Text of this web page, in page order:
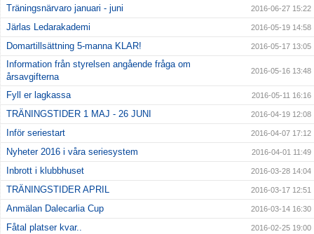
Träningsnärvaro januari - juni 2016-06-27 15:22
Järlas Ledarakademi 2016-05-19 14:58
Domartillsättning 5-manna KLAR! 2016-05-17 13:05
Information från styrelsen angående fråga om
årsavgifterna
2016-05-16 13:48
Fyll er lagkassa 2016-05-11 16:16
TRÄNINGSTIDER 1 MAJ - 26 JUNI 2016-04-19 12:08
Inför seriestart 2016-04-07 17:12
Nyheter 2016 i våra seriesystem 2016-04-01 11:49
Inbrott i klubbhuset 2016-03-28 14:04
TRÄNINGSTIDER APRIL 2016-03-17 12:51
Anmälan Dalecarlia Cup 2016-03-14 16:30
Fåtal platser kvar.. 2016-02-25 19:00